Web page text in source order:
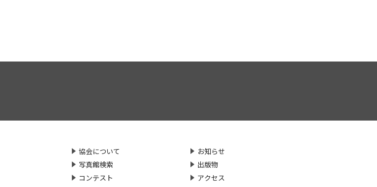
協会について
写真館検索
コンテスト
お知らせ
出版物
アクセス